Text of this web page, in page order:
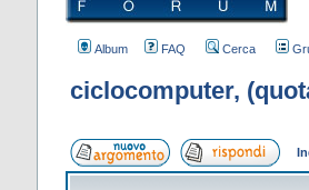
Album FAQ Cerca
ciclocomputer,